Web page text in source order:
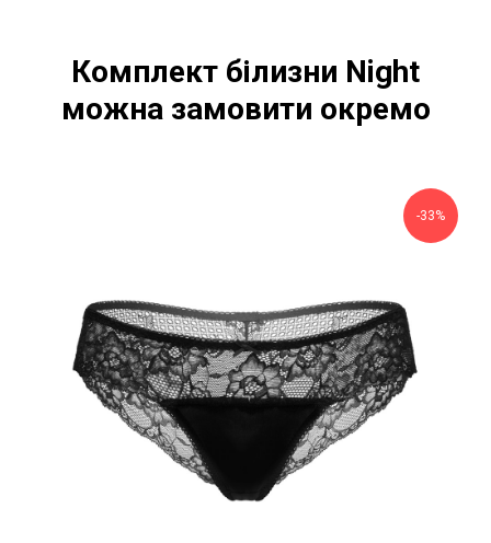
Комплект білизни Night
можна замовити окремо
-33%